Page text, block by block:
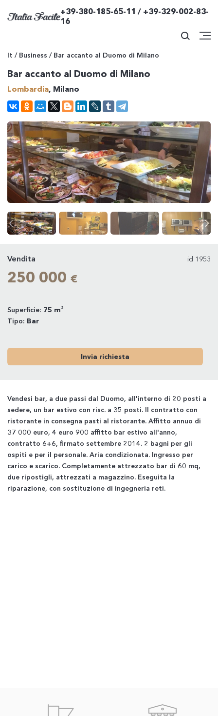
+39-380-185-65-11 / +39-329-002-83-
16
It / Business / Bar accanto al Duomo di Milano
Bar accanto al Duomo di Milano
Lombardia, Milano
Vendita id 1953
250 000 €
Superficie: 75 m²
Tipo: Bar
Invia richiesta
Vendesi bar, a due passi dal Duomo, all'interno di 20 posti a
sedere, un bar estivo con risc. a 35 posti. Il contratto con
ristorante in consegna pasti al ristorante. Affitto annuo di
37 000 euro, 4 euro 900 affitto bar estivo all'anno,
contratto 6+6, firmato settembre 2014. 2 bagni per gli
ospiti e per il personale. Aria condizionata. Ingresso per
carico e scarico. Completamente attrezzato bar di 60 mq,
due ripostigli, attrezzati a magazzino. Eseguita la
riparazione, con sostituzione di ingegneria reti.